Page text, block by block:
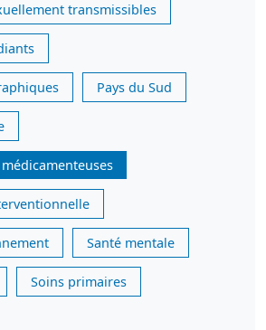
transmissibles
Pays du Sud
Santé mentale
Soins primaires